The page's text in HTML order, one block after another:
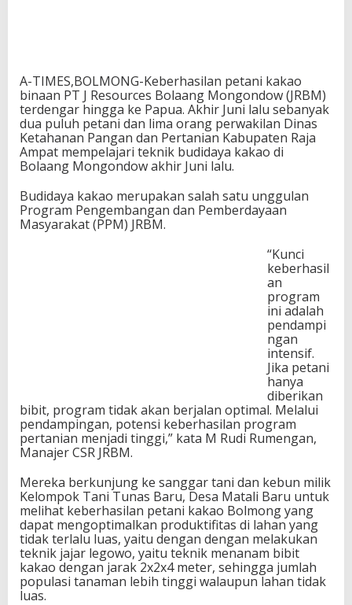
A-TIMES,BOLMONG-Keberhasilan petani kakao
binaan PT J Resources Bolaang Mongondow (JRBM)
terdengar hingga ke Papua. Akhir Juni lalu sebanyak
dua puluh petani dan lima orang perwakilan Dinas
Ketahanan Pangan dan Pertanian Kabupaten Raja
Ampat mempelajari teknik budidaya kakao di
Bolaang Mongondow akhir Juni lalu.
Budidaya kakao merupakan salah satu unggulan
Program Pengembangan dan Pemberdayaan
Masyarakat (PPM) JRBM.
“Kunci
keberhasil
an
program
ini adalah
pendampi
ngan
intensif.
Jika petani
hanya
diberikan
bibit, program tidak akan berjalan optimal. Melalui
pendampingan, potensi keberhasilan program
pertanian menjadi tinggi,” kata M Rudi Rumengan,
Manajer CSR JRBM.
Mereka berkunjung ke sanggar tani dan kebun milik
Kelompok Tani Tunas Baru, Desa Matali Baru untuk
melihat keberhasilan petani kakao Bolmong yang
dapat mengoptimalkan produktifitas di lahan yang
tidak terlalu luas, yaitu dengan dengan melakukan
teknik jajar legowo, yaitu teknik menanam bibit
kakao dengan jarak 2x2x4 meter, sehingga jumlah
populasi tanaman lebih tinggi walaupun lahan tidak
luas.